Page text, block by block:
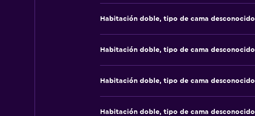
Habitación doble, tipo de cama desconocido
Habitación doble, tipo de cama desconocido
Habitación doble, tipo de cama desconocido
Habitación doble, tipo de cama desconocido